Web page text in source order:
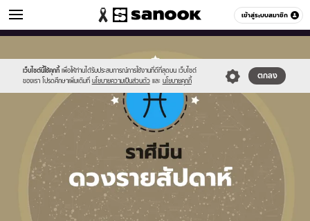
เข้าสู่ระบบสมาชิก
ดูดวง หมวดอื่นๆ
เว็บไซต์นี้ใช้คุกกี้ เพื่อให้ท่านได้รับประสบการณ์การใช้งานที่ดีที่สุดบน เว็บไซต์
ของเรา โปรดศึกษาเพิ่มเติมที่ นโยบายความเป็นส่วนตัว และ นโยบายคุกกี้
ตกลง
new-
sanook.png
horoscope-
pisces_zodia.jpg